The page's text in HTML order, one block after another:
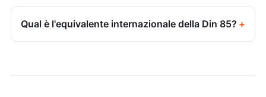
Qual è l'equivalente internazionale della Din 85?